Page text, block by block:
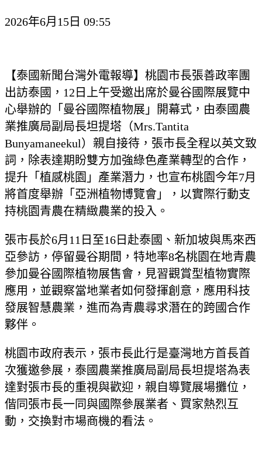
2026年6月15日 09:55
【泰國新聞台灣外電報導】桃園市長張善政率團
出訪泰國，12日上午受邀出席於曼谷國際展覽中
心舉辦的「曼谷國際植物展」開幕式，由泰國農
業推廣局副局長坦提塔（Mrs.Tantita
Bunyamaneekul）親自接待，張市長全程以英文致
詞，除表達期盼雙方加強綠色產業轉型的合作，
提升「植感桃園」產業潛力，也宣布桃園今年7月
將首度舉辦「亞洲植物博覽會」，以實際行動支
持桃園青農在精緻農業的投入。
張市長於6月11日至16日赴泰國、新加坡與馬來西
亞參訪，停留曼谷期間，特地率8名桃園在地青農
參加曼谷國際植物展售會，見習觀賞型植物實際
應用，並觀察當地業者如何發揮創意，應用科技
發展智慧農業，進而為青農尋求潛在的跨國合作
夥伴。
桃園市政府表示，張市長此行是臺灣地方首長首
次獲邀參展，泰國農業推廣局副局長坦提塔為表
達對張市長的重視與歡迎，親自導覽展場攤位，
偕同張市長一同與國際參展業者、買家熱烈互
動，交換對市場商機的看法。